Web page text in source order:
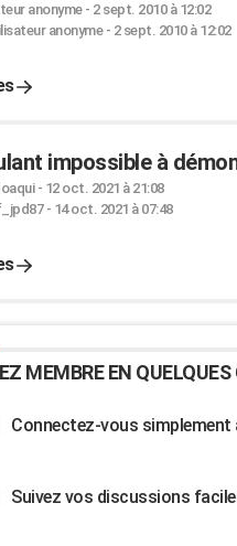
anonyme- 2 sept. 2010 à 12:02
anonyme- 2 sept. 2010 à 12:02
impossible à
- 12 oct. 2021 à 21:08
- 14 oct. 2021 à 07:48
MEMBRE EN QUELQUES
Connectez-vous
Suivez vos discussions